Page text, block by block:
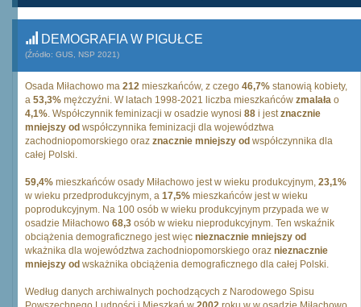
DEMOGRAFIA W PIGUŁCE
(Źródło: GUS, NSP 2021)
Osada Miłachowo ma 212 mieszkańców, z czego 46,7% stanowią kobiety,
a 53,3% mężczyźni. W latach 1998-2021 liczba mieszkańców zmalała o
4,1%. Współczynnik feminizacji w osadzie wynosi 88 i jestznacznie
mniejszy od współczynnika feminizacji dla województwa
zachodniopomorskiego oraz znacznie mniejszy od współczynnika dla
całej Polski.
59,4% mieszkańców osady Miłachowo jest w wieku produkcyjnym, 23,1%
w wieku przedprodukcyjnym, a 17,5% mieszkańców jest w wieku
poprodukcyjnym. Na 100 osób w wieku produkcyjnym przypada we w
osadzie Miłachowo 68,3 osób w wieku nieprodukcyjnym. Ten wskaźnik
obciążenia demograficznego jest więc nieznacznie mniejszy od
wkażnika dla województwa zachodniopomorskiego oraz nieznacznie
mniejszy od wskażnika obciążenia demograficznego dla całej Polski.
Według danych archiwalnych pochodzących z Narodowego Spisu